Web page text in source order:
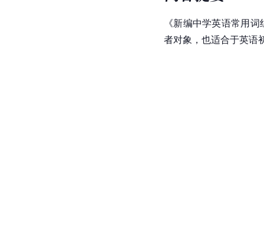
《新编中学英语常用
者对象，也适合于英语